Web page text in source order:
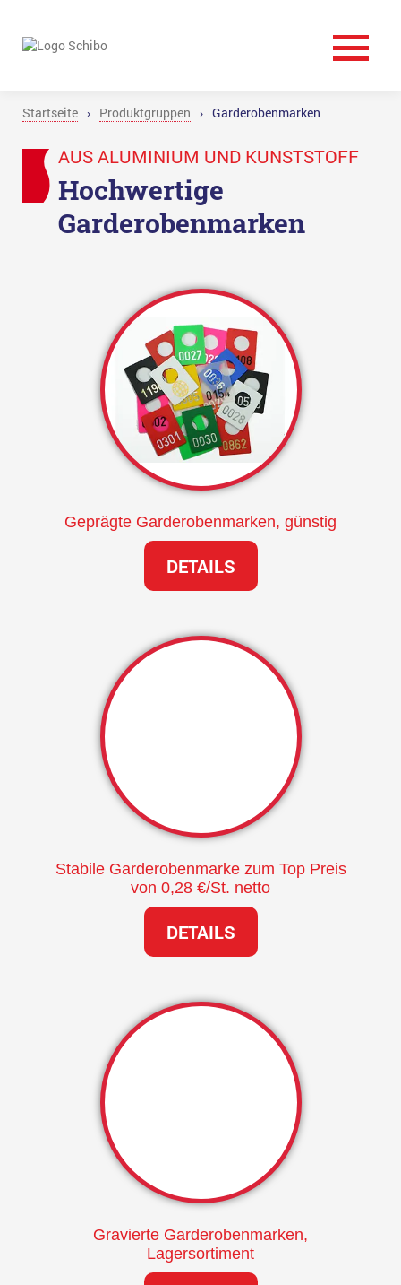
Hochwertige
Garderobenmarken
AUS ALUMINIUM UND KUNSTSTOFF
Gravierte Garderobenmarken,
Lagersortiment
Geprägte Garderobenmarken, günstig
DETAILS
Stabile Garderobenmarke zum Top Preis
von 0,28 €/St. netto
DETAILS
Startseite › Produktgruppen › Garderobenmarken